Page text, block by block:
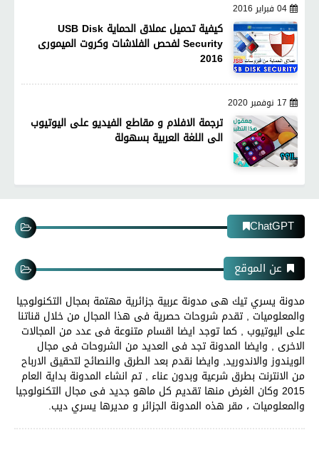
04 فبراير 2016
كيفية تحميل عملاق الحماية USB Disk
Security لفحص الفلاشات وكروت الميمورى
2016
17 نوفمبر 2020
ترجمة الافلام و مقاطع الفيديو على اليوتيوب
الى اللغة العربية بسهولة
ChatGPT
عن الموقع
مدونة يسري تيك هى مدونة عربية جزائرية مهتمة بمجال التكنولوجيا
والمعلوميات , تقدم شروحات حصرية فى هذا المجال من خلال قناتنا
على اليوتيوب , كما توجد ايضا اقسام متنوعة فى عدد من المجالات
الاخرى , وايضا المدونة تجد فى العديد من الشروحات فى مجال
الويندوز والاندوريد, وايضا نقدم بعد الطرق والنصائح لتحقيق الارباح
من الانترنت بطرق شرعية وبدون عناء , تم انشاء المدونة بداية العام
2015 وكان الغرض منها تقديم كل ماهو جديد فى مجال التكنولوجيا
والمعلوميات ، مقر هذه المدونة الجزائر و مديرها يسري ديب.